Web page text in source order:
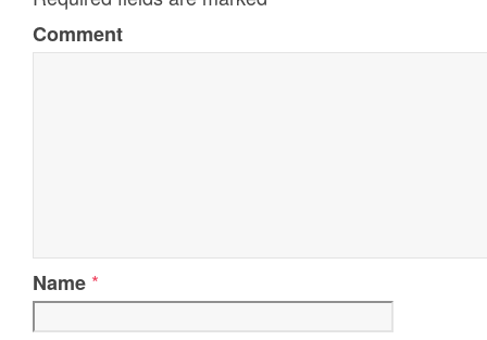
Comment
Name *